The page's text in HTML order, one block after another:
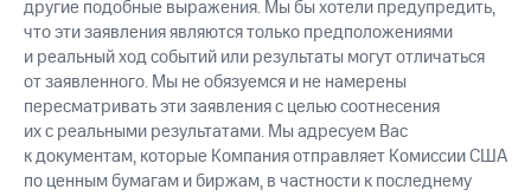
другие подобные выражения. Мы бы хотели предупредить,
что эти заявления являются только предположениями
и реальный ход событий или результаты могут отличаться
от заявленного. Мы не обязуемся и не намерены
пересматривать эти заявления с целью соотнесения
их с реальными результатами. Мы адресуем Вас
к документам, которые Компания отправляет Комиссии США
по ценным бумагам и биржам, в частности к последнему